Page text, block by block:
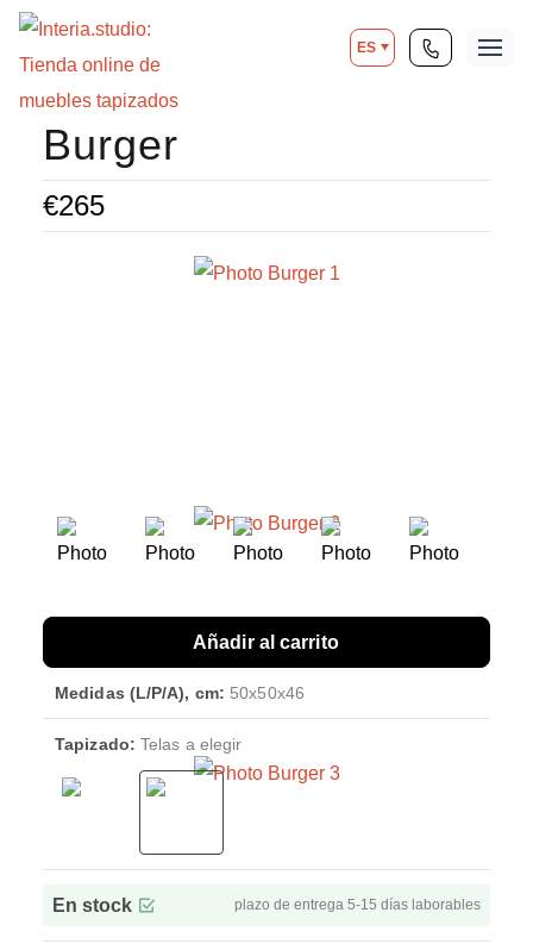
ES
Burger
€265
Medidas (L/P/A), cm: 50x50x46
Tapizado: Telas a elegir
En stock plazo de entrega 5-15 días laborables
Añadir al carrito